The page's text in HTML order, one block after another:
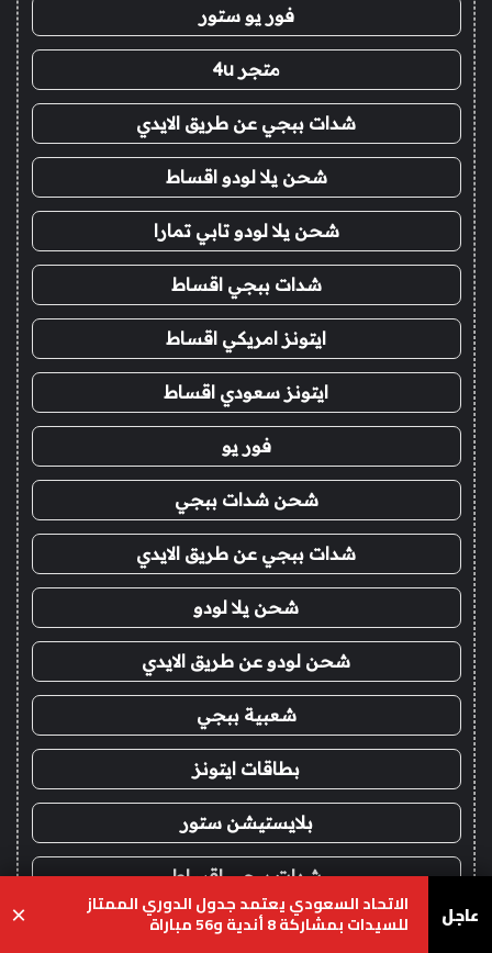
فور يو ستور
متجر 4u
شدات ببجي عن طريق الايدي
شحن يلا لودو اقساط
شحن يلا لودو تابي تمارا
شدات ببجي اقساط
ايتونز امريكي اقساط
ايتونز سعودي اقساط
فور يو
شحن شدات ببجي
شدات ببجي عن طريق الايدي
شحن يلا لودو
شحن لودو عن طريق الايدي
شعبية ببجي
بطاقات ايتونز
بلايستيشن ستور
شدات ببجي اقساط
ايتونز امريكي اقساط
عاجل الاتحاد السعودي يعتمد جدول الدوري الممتاز
للسيدات بمشاركة 8 أندية و56 مباراة ×